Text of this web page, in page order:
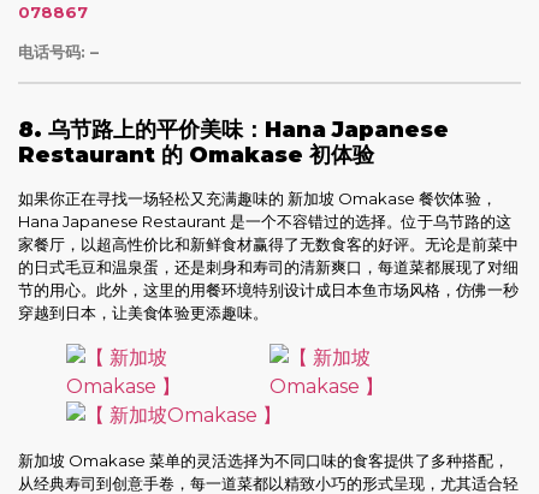
078867
电话号码: –
8. 乌节路上的平价美味：Hana Japanese
Restaurant 的 Omakase 初体验
如果你正在寻找一场轻松又充满趣味的 新加坡 Omakase 餐饮体验，
Hana Japanese Restaurant 是一个不容错过的选择。位于乌节路的这
家餐厅，以超高性价比和新鲜食材赢得了无数食客的好评。无论是前菜中
的日式毛豆和温泉蛋，还是刺身和寿司的清新爽口，每道菜都展现了对细
节的用心。此外，这里的用餐环境特别设计成日本鱼市场风格，仿佛一秒
穿越到日本，让美食体验更添趣味。
新加坡 Omakase 菜单的灵活选择为不同口味的食客提供了多种搭配，
从经典寿司到创意手卷，每一道菜都以精致小巧的形式呈现，尤其适合轻